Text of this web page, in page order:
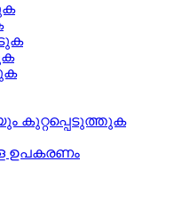
കുറ്റപ്പെടുത്തുക
ഉപകരണം